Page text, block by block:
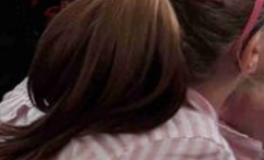
Servicebüro
0228
und Social Media